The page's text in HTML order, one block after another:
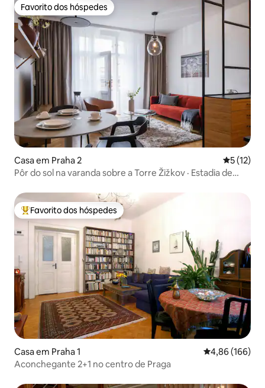
Favorito dos hóspedes
Favorito dos hóspedes
Casa em Praha 2
5 (12)
Pôr do sol na varanda sobre a Torre Žižkov · Estadia de
Favoritos dos hóspedes mais apreciados
Favorito dos hóspedes
Casa em Praha 1 Classificação
4,86 (166)
Aconchegante 2+1 no centro de Praga